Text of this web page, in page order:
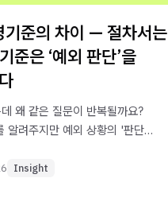
기준의 차이 — 절차서는
준은 ‘예외 판단’을
왜 같은 질문이 반복될까요?
알려주지만 예외 상황의 '판단
리고 둘을 함께 연결하는 방법을
Insight